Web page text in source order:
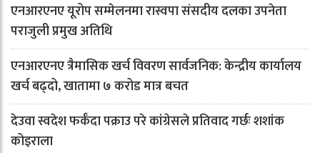
एनआरएनए यूरोप सम्मेलनमा रास्वपा संसदीय दलका उपनेता
पराजुली प्रमुख अतिथि
एनआरएनए त्रैमासिक खर्च विवरण सार्वजनिक: केन्द्रीय कार्यालय
खर्च बढ्दो, खातामा ७ करोड मात्र बचत
देउवा स्वदेश फर्कँदा पक्राउ परे कांग्रेसले प्रतिवाद गर्छः शशांक
कोइराला